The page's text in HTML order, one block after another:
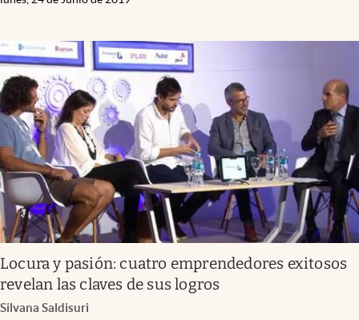
Locura y pasión: cuatro emprendedores exitosos
revelan las claves de sus logros
Silvana Saldisuri